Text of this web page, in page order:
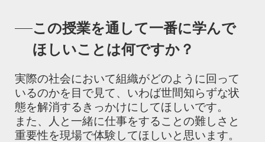
この授業を通して一番に学んで
ほしいことは何ですか？
実際の社会において組織がどのように回って
いるのかを目で見て、いわば世間知らずな状
態を解消するきっかけにしてほしいです。
また、人と一緒に仕事をすることの難しさと
重要性を現場で体験してほしいと思います。